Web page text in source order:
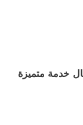
خدمة متميزة